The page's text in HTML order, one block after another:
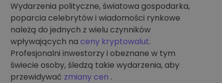
Wydarzenia polityczne, światowa gospodarka,
poparcia celebrytów i wiadomości rynkowe
należą do jednych z wielu czynników
wpływających na ceny kryptowalut.
Profesjonalni inwestorzy i obeznane w tym
świecie osoby, śledzą takie wydarzenia, aby
przewidywać zmiany cen .